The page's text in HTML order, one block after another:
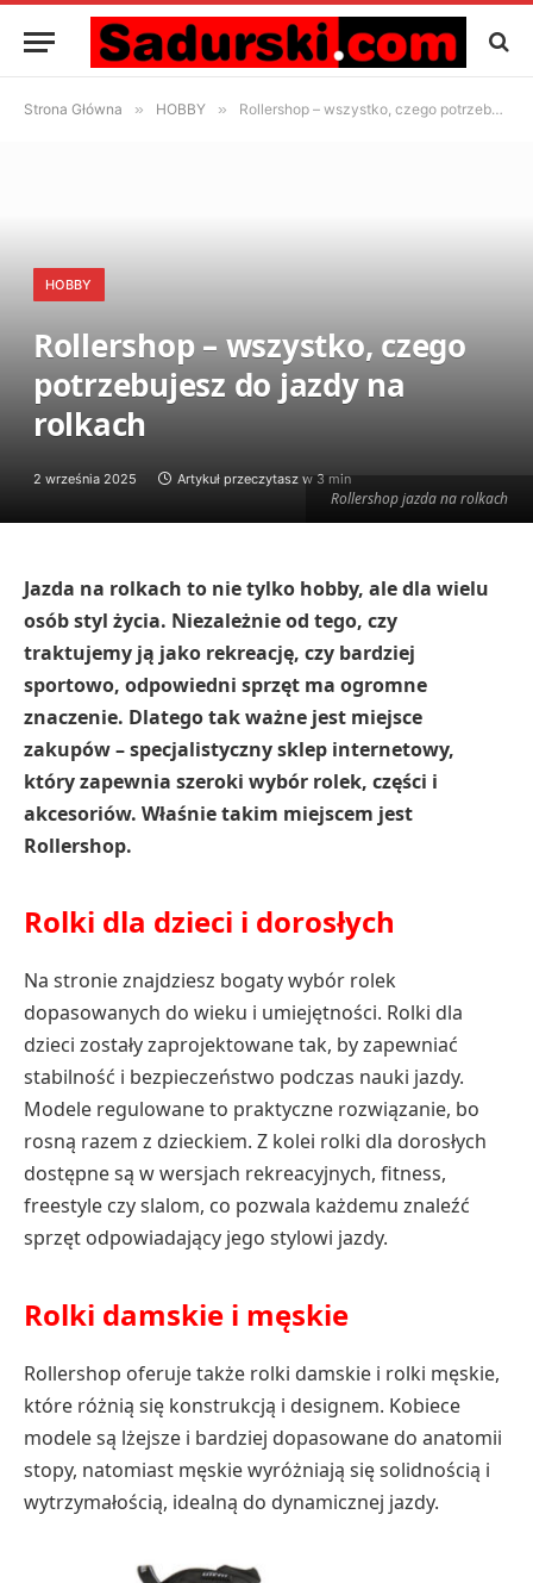
Strona Główna » HOBBY » Rollershop – wszystko, czego potrzebujesz do jazdy na rolkach
Rollershop jazda na rolkach
HOBBY
Rollershop – wszystko, czego
potrzebujesz do jazdy na
rolkach
2 września 2025 Artykuł przeczytasz w 3 min
Jazda na rolkach to nie tylko hobby, ale dla wielu
osób styl życia. Niezależnie od tego, czy
traktujemy ją jako rekreację, czy bardziej
sportowo, odpowiedni sprzęt ma ogromne
znaczenie. Dlatego tak ważne jest miejsce
zakupów – specjalistyczny sklep internetowy,
który zapewnia szeroki wybór rolek, części i
akcesoriów. Właśnie takim miejscem jest
Rollershop.
Rolki dla dzieci i dorosłych
Na stronie znajdziesz bogaty wybór rolek
dopasowanych do wieku i umiejętności. Rolki dla
dzieci zostały zaprojektowane tak, by zapewniać
stabilność i bezpieczeństwo podczas nauki jazdy.
Modele regulowane to praktyczne rozwiązanie, bo
rosną razem z dzieckiem. Z kolei rolki dla dorosłych
dostępne są w wersjach rekreacyjnych, fitness,
freestyle czy slalom, co pozwala każdemu znaleźć
sprzęt odpowiadający jego stylowi jazdy.
Rolki damskie i męskie
Rollershop oferuje także rolki damskie i rolki męskie,
które różnią się konstrukcją i designem. Kobiece
modele są lżejsze i bardziej dopasowane do anatomii
stopy, natomiast męskie wyróżniają się solidnością i
wytrzymałością, idealną do dynamicznej jazdy.